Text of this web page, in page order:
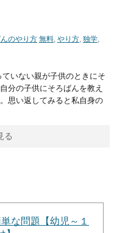
のやり方 無料, やり方, 独学,
いない親が子供のときにそ
分の子供にそろばんを教え
思い返してみると私自身の
る